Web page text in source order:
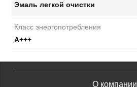
Эмаль легкой очистки
Класс энергопотребления
А+++
О компании